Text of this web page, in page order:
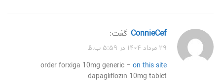
ConnieCef گفت:
۲۹ مرداد ۱۴۰۴ در ۵:۵۹ ب.ظ
order forxiga 10mg generic – on this site
dapagliflozin 10mg tablet